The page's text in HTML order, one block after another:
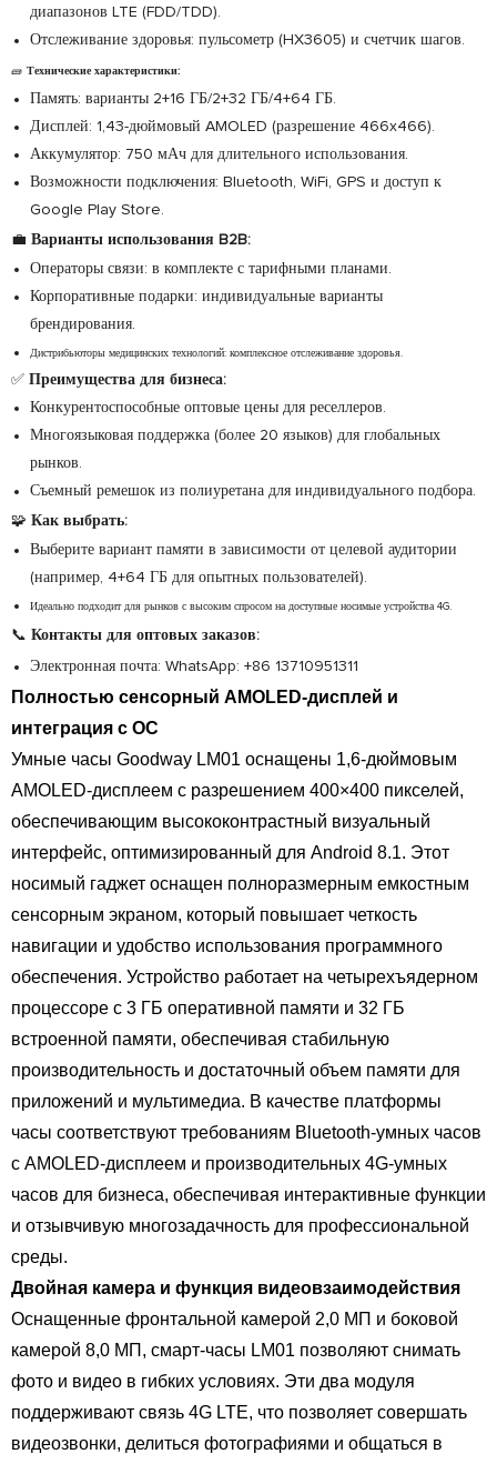
диапазонов LTE (FDD/TDD).
Отслеживание здоровья: пульсометр (HX3605) и счетчик шагов.
🧱 Технические характеристики:
Память: варианты 2+16 ГБ/2+32 ГБ/4+64 ГБ.
Дисплей: 1,43-дюймовый AMOLED (разрешение 466x466).
Аккумулятор: 750 мАч для длительного использования.
Возможности подключения: Bluetooth, WiFi, GPS и доступ к
Google Play Store.
💼 Варианты использования B2B:
Операторы связи: в комплекте с тарифными планами.
Корпоративные подарки: индивидуальные варианты
брендирования.
Дистрибьюторы медицинских технологий: комплексное отслеживание здоровья.
✅ Преимущества для бизнеса:
Конкурентоспособные оптовые цены для реселлеров.
Многоязыковая поддержка (более 20 языков) для глобальных
рынков.
Съемный ремешок из полиуретана для индивидуального подбора.
🧩 Как выбрать:
Выберите вариант памяти в зависимости от целевой аудитории
(например, 4+64 ГБ для опытных пользователей).
Идеально подходит для рынков с высоким спросом на доступные носимые устройства 4G.
📞 Контакты для оптовых заказов:
Электронная почта: WhatsApp: +86 13710951311
Полностью сенсорный AMOLED-дисплей и
интеграция с ОС
Умные часы Goodway LM01 оснащены 1,6-дюймовым
AMOLED-дисплеем с разрешением 400×400 пикселей,
обеспечивающим высококонтрастный визуальный
интерфейс, оптимизированный для Android 8.1. Этот
носимый гаджет оснащен полноразмерным емкостным
сенсорным экраном, который повышает четкость
навигации и удобство использования программного
обеспечения. Устройство работает на четырехъядерном
процессоре с 3 ГБ оперативной памяти и 32 ГБ
встроенной памяти, обеспечивая стабильную
производительность и достаточный объем памяти для
приложений и мультимедиа. В качестве платформы
часы соответствуют требованиям Bluetooth-умных часов
с AMOLED-дисплеем и производительных 4G-умных
часов для бизнеса, обеспечивая интерактивные функции
и отзывчивую многозадачность для профессиональной
среды.
Двойная камера и функция видеовзаимодействия
Оснащенные фронтальной камерой 2,0 МП и боковой
камерой 8,0 МП, смарт-часы LM01 позволяют снимать
фото и видео в гибких условиях. Эти два модуля
поддерживают связь 4G LTE, что позволяет совершать
видеозвонки, делиться фотографиями и общаться в